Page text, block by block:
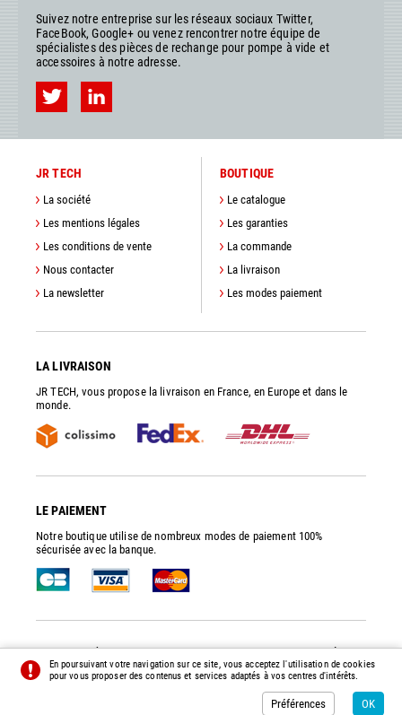
Suivez notre entreprise sur les réseaux sociaux Twitter,
FaceBook, Google+ ou venez rencontrer notre équipe de
spécialistes des pièces de rechange pour pompe à vide et
accessoires à notre adresse.
JR TECH
La société
Les mentions légales
Les conditions de vente
Nous contacter
La newsletter
BOUTIQUE
Le catalogue
Les garanties
La commande
La livraison
Les modes paiement
LA LIVRAISON
JR TECH, vous propose la livraison en France, en Europe et dans le
monde.
LE PAIEMENT
Notre boutique utilise de nombreux modes de paiement 100%
sécurisée avec la banque.
© 2014 - 2026 - TOUS DROITS RÉSERVÉS -PRÉFÉRENCES-CRÉDITS
En poursuivant votre navigation sur ce site, vous acceptez l'utilisation de cookies
pour vous proposer des contenus et services adaptés à vos centres d'intérêts.
Préférences OK